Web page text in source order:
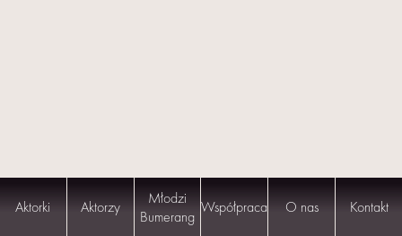
Aktorki Aktorzy
Młodzi
Bumerang Współpraca O nas Kontakt